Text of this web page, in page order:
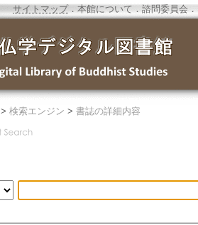
サイトマップ．本館について ． 諮問委員会 ．
> 検索エンジン > 書誌の詳細内容